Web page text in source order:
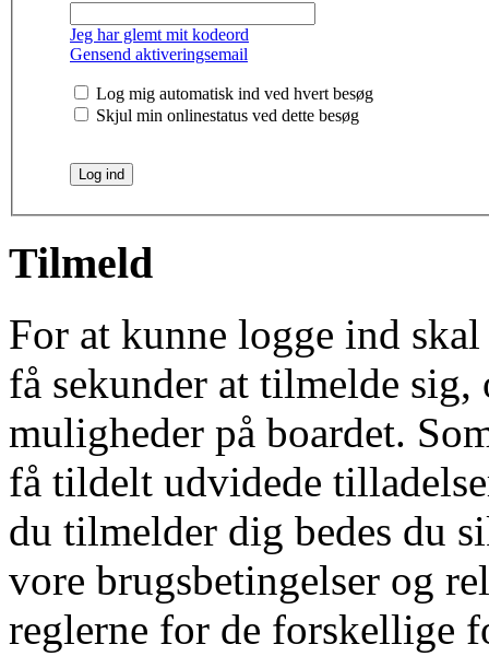
Jeg har glemt mit kodeord
Gensend aktiveringsemail
Log mig automatisk ind ved hvert besøg
Skjul min onlinestatus ved dette besøg
Tilmeld
For at kunne logge ind
få sekunder at tilmelde
muligheder på boardet.
få tildelt udvidede
du tilmelder dig bedes du
vore brugsbetingelser og
reglerne for de forskellige